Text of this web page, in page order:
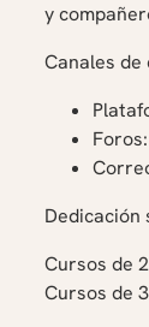
y
Canales de
Dedicación
Cursos de
Cursos de